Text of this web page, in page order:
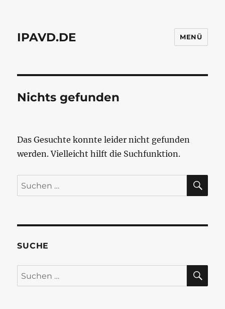
IPAVD.DE MENÜ
Nichts gefunden
Das Gesuchte konnte leider nicht gefunden
werden. Vielleicht hilft die Suchfunktion.
Suchen
nach:
SUCHE
Suchen
nach: